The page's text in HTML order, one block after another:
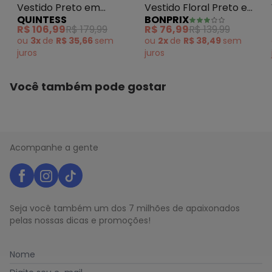
Vestido Preto em
Crepe Plano
QUINTESS
R$ 106,99R$ 179,99
ou 3x de R$ 35,66 sem
juros
Vestido Floral Preto e
Branco em Malha Fria
BONPRIX
R$ 76,99R$ 139,99
ou 2x de R$ 38,49 sem
juros
Você também pode gostar
Acompanhe a gente
Seja você também um dos 7 milhões de apaixonados
pelas nossas dicas e promoções!
Nome